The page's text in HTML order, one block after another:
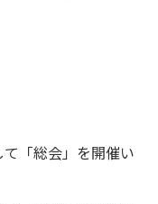
「総会」を開催い